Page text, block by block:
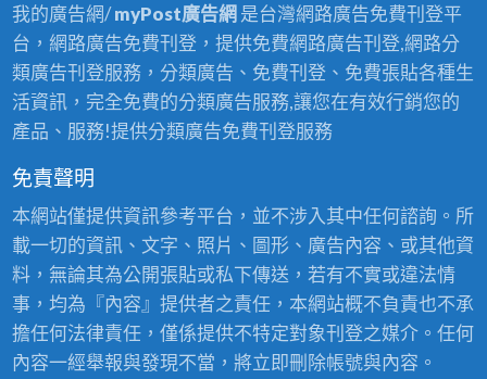
我的廣告網/myPost廣告網是台灣網路廣告免費刊登平
台，網路廣告免費刊登，提供免費網路廣告刊登,網路分
類廣告刊登服務，分類廣告、免費刊登、免費張貼各種生
活資訊，完全免費的分類廣告服務,讓您在有效行銷您的
產品、服務!提供分類廣告免費刊登服務
免責聲明
本網站僅提供資訊參考平台，並不涉入其中任何諮詢。所
載一切的資訊、文字、照片、圖形、廣告內容、或其他資
料，無論其為公開張貼或私下傳送，若有不實或違法情
事，均為『內容』提供者之責任，本網站概不負責也不承
擔任何法律責任，僅係提供不特定對象刊登之媒介。任何
內容一經舉報與發現不當，將立即刪除帳號與內容。